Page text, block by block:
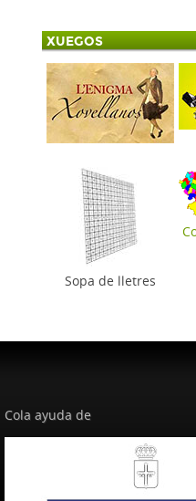
XUEGOS
Sopa de lletres
Cola ayuda de